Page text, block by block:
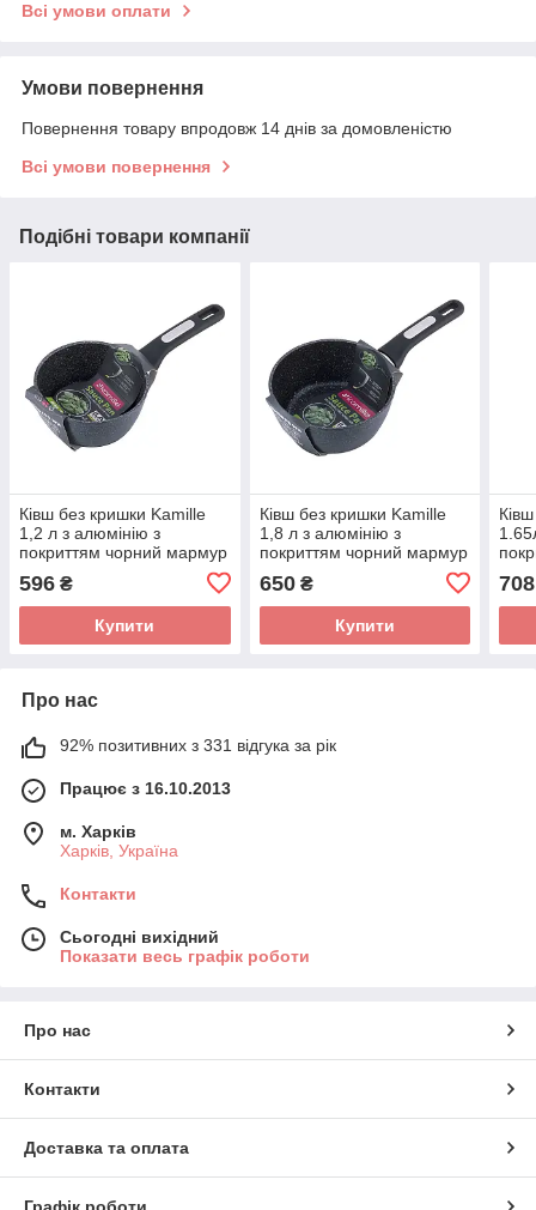
Всі умови оплати
Умови повернення
Повернення товару впродовж 14 днів за домовленістю
Всі умови повернення
Подібні товари компанії
Ківш без кришки Kamille
1,2 л з алюмінію з
покриттям чорний мармур
5379MR
596 ₴
Купити
Ківш без кришки Kamille
1,8 л з алюмінію з
покриттям чорний мармур
5380MR
650₴
Купити
708
Про нас
92% позитивних з 331 відгука за рік
Працює з 16.10.2013
м. Харків
Харків, Україна
Контакти
Сьогодні вихідний
Показати весь графік роботи
Про нас
Контакти
Доставка та оплата